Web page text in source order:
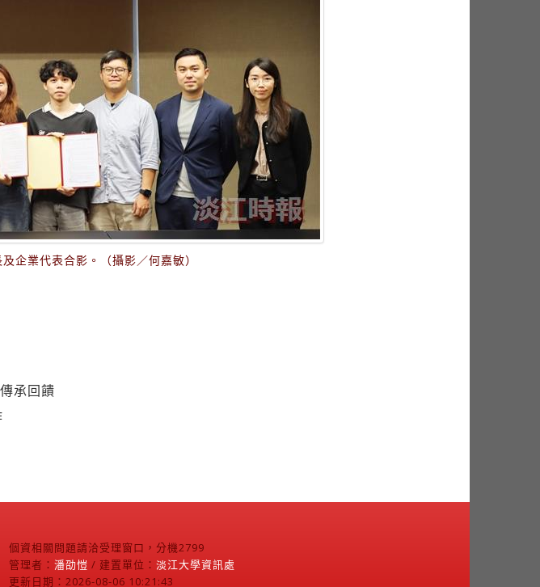
企業代表合影。（攝影／何嘉敏）
承回饋
個資相關問題請洽受理窗口，分機2799
管理者： 潘劭愷 / 建置單位： 淡江大學資訊處
更新日期：2026-08-06 10:21:43